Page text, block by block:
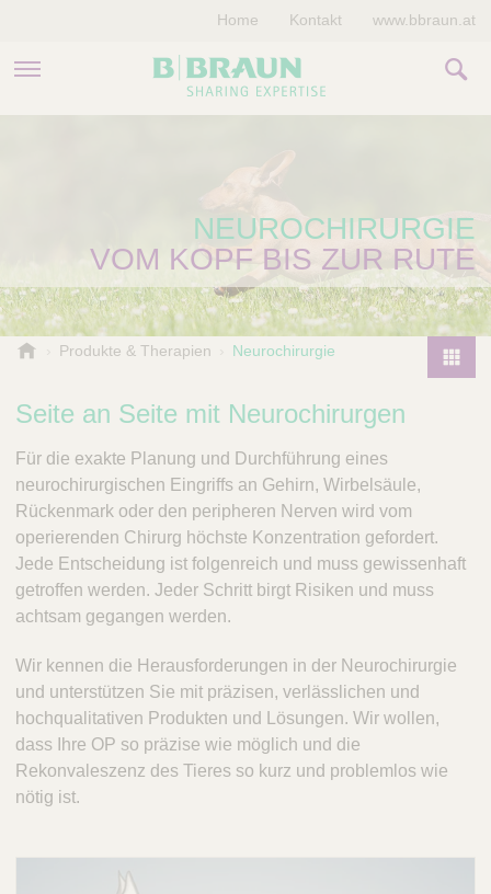
UNTERNEHMEN
Home Kontakt www.bbraun.at
NEUROCHIRURGIE
VOM KOPF BIS ZUR RUTE
P
Q
k
r
u
n
V
e
t
a
r
Produkte & Therapien Neurochirurgie
Seite an Seite mit Neurochirurgen
Für die exakte Planung und Durchführung eines
neurochirurgischen Eingriffs an Gehirn, Wirbelsäule,
Rückenmark oder den peripheren Nerven wird vom
operierenden Chirurg höchste Konzentration gefordert.
Jede Entscheidung ist folgenreich und muss gewissenhaft
getroffen werden. Jeder Schritt birgt Risiken und muss
achtsam gegangen werden.
Wir kennen die Herausforderungen in der Neurochirurgie
und unterstützen Sie mit präzisen, verlässlichen und
hochqualitativen Produkten und Lösungen. Wir wollen,
dass Ihre OP so präzise wie möglich und die
Rekonvaleszenz des Tieres so kurz und problemlos wie
nötig ist.